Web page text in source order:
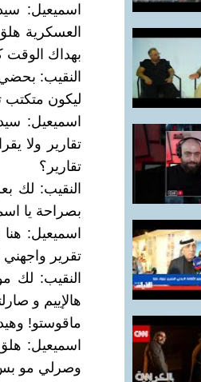
اسميعيل:
العسكرية
بهداك الوقت
النقيب:
ليكون متكتب
اسميعيل:
تقارير ولا
تقارير؟
النقيب: لك
بصراحة يا
اسميعيل:
تقرير
النقيب: لك
هالإييم و
ماقوستو!
اسميعيل:
وصرلي مو